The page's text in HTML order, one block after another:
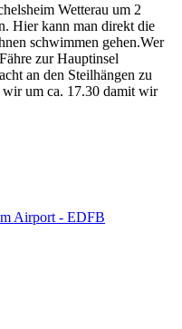
Wetterau um 2
Hier kann man direkt die
schwimmen gehen.Wer
zur Hauptinsel
an den Steilhängen zu
um ca. 17.30 damit wir
Airport - EDFB